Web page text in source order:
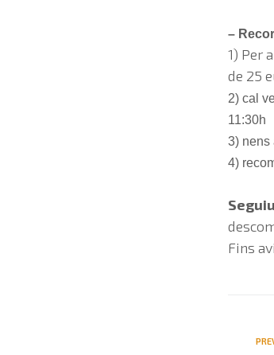
–
1) Per
de 25
2) cal
11:30h
3) nens
4)
Fins